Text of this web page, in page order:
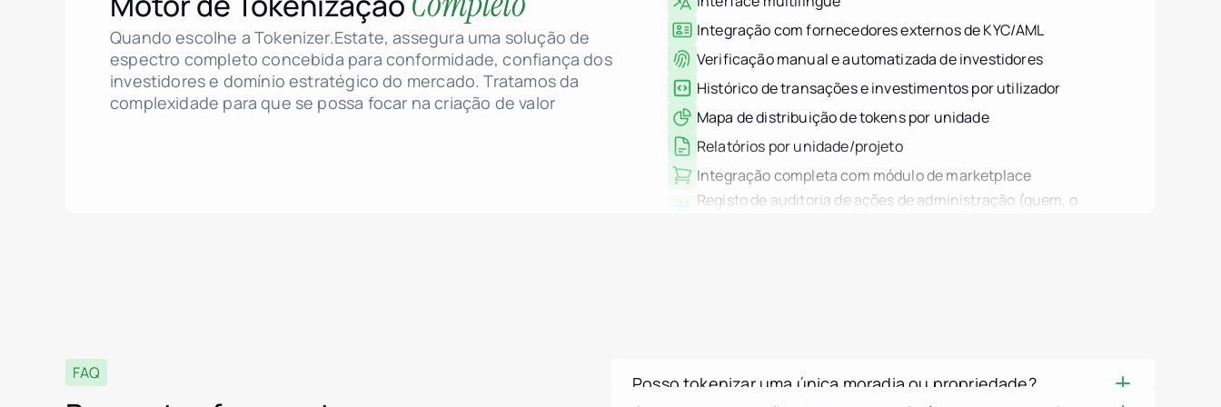
Quando escolhe a Tokenizer.Estate, assegura uma solução de
espectro completo concebida para conformidade, confiança dos
investidores e domínio estratégico do mercado. Tratamos da
complexidade para que se possa focar na criação de valor
Verificação manual e automatizada de investidores
Histórico de transações e investimentos por utilizador
Mapa de distribuição de tokens por unidade
Relatórios por unidade/projeto
Integração completa com módulo de marketplace
Registo de auditoria de ações de administração (quem, o
quê, quando)
Registo de sistema baseado em IP (autenticação, ações,
falhas)
Suporte MFA para acesso de administração
FAQ Posso tokenizar uma única moradia ou propriedade?
Luxemburgo
jurisdiction.countryNames.mexico
Montenegro
Países Baixos
jurisdiction.countryNames.peru
Portugal
Arábia Saudita
Sérvia
Espanha
Suíça
Tailândia
Emirados Árabes Unidos